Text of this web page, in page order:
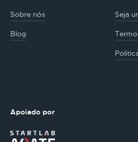
Sobre nós Seja
Blog
Apoiado por